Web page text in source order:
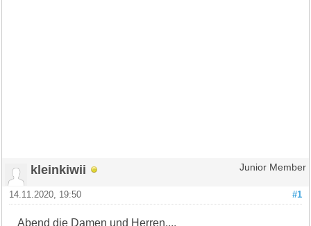
kleinkiwii Junior Member
#1
14.11.2020, 19:50
Abend die Damen und Herren....